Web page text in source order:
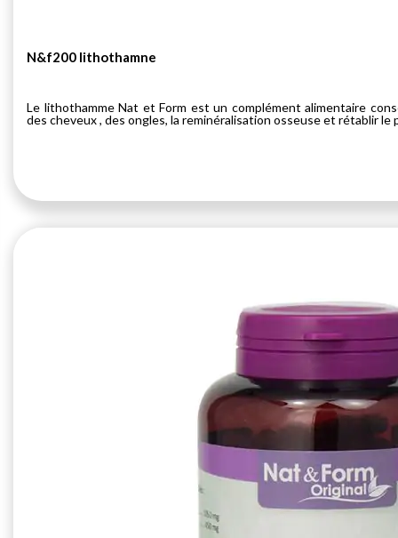
N&f200 lithothamne
Le lithothamme Nat et Form est un complément alimentaire
des cheveux , des ongles, la reminéralisation osseuse et rétablir le